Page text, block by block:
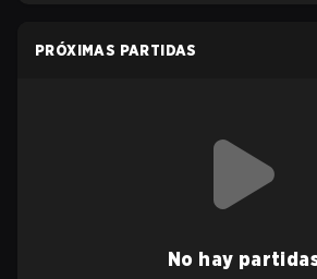
PRÓXIMAS PARTIDAS
No hay